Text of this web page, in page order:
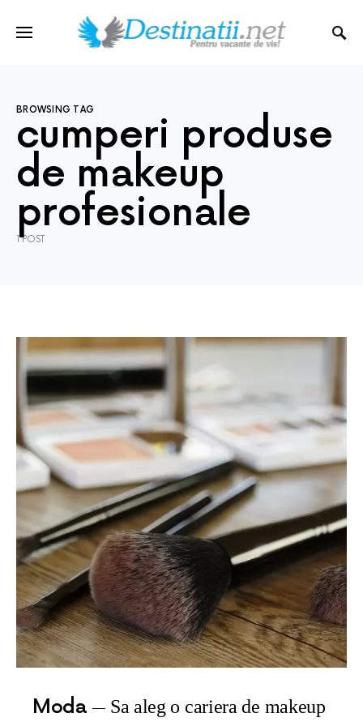
BROWSING TAG
cumperi produse
de makeup
profesionale
1 POST
Moda Sa aleg o cariera de makeup